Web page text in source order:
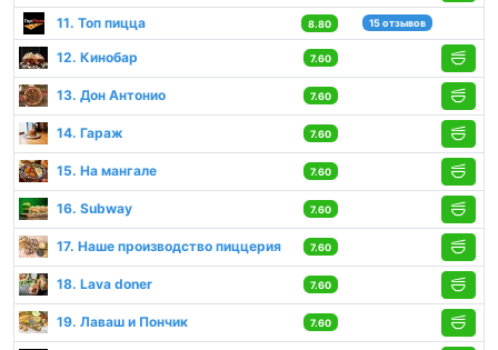
11. Топ пицца 8.80 15 отзывов
12. Кинобар 7.60
13. Дон Антонио 7.60
14. Гараж 7.60
15. На мангале 7.60
16. Subway 7.60
17. Наше производство пиццерия 7.60
18. Lava doner 7.60
19. Лаваш и Пончик 7.60